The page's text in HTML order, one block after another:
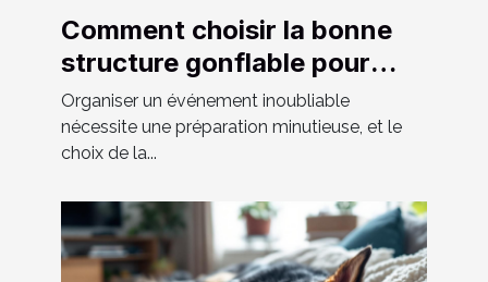
Comment choisir la bonne
structure gonflable pour
votre événement
Organiser un événement inoubliable
nécessite une préparation minutieuse, et le
choix de la...